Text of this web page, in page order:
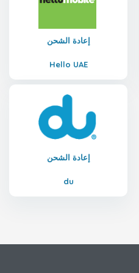
إعادة الشحن
Hello UAE
إعادة الشحن
du